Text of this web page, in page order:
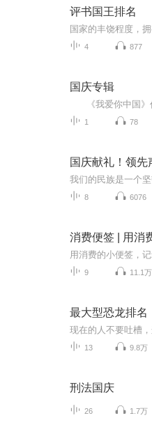
评书国王排名
4 877
国庆专辑
1 78
国庆献礼！领
8 6076
消费便签 | 用消
9 11.1万
最大型恐龙排名
现在的人不要吐槽
13 9.8万
刑法国庆
26 1.7万